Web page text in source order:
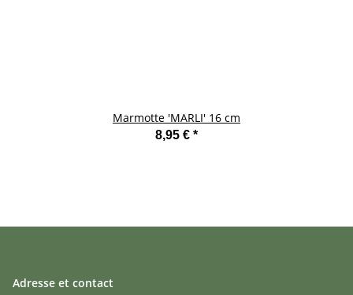
Marmotte 'MARLI' 16 cm
8,95 € *
Adresse et contact